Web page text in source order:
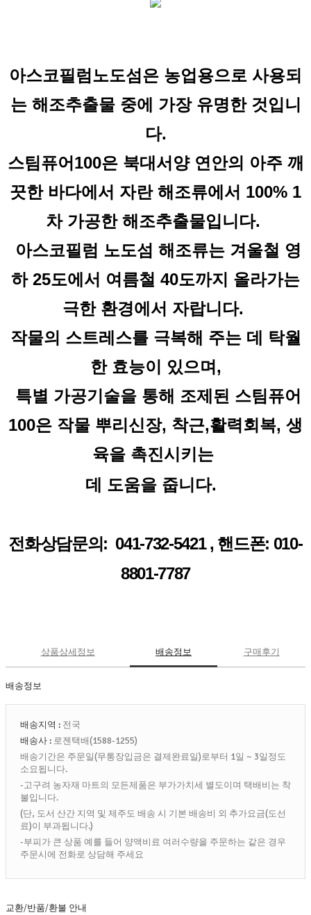
아스코필럼노도섬은 농업용으로 사용되
는 해조추출물 중에 가장 유명한 것입니
다.
스팀퓨어100은 북대서양 연안의 아주 깨
끗한 바다에서 자란 해조류에서 100% 1
차 가공한 해조추출물입니다.
아스코필럼 노도섬 해조류는 겨울철 영
하 25도에서 여름철 40도까지 올라가는
극한 환경에서 자랍니다.
작물의 스트레스를 극복해 주는 데 탁월
한 효능이 있으며,
특별 가공기술을 통해 조제된 스팀퓨어
100은 작물 뿌리신장, 착근,활력회복, 생
육을 촉진시키는
데 도움을 줍니다.
전화상담문의:  041-732-5421 , 핸드폰: 010-
8801-7787
상품상세정보 배송정보 구매후기
배송정보
배송지역 : 전국
배송사 : 로젠택배(1588-1255)
배송기간은 주문일(무통장입금은 결제완료일)로부터 1일 ~ 3일정도
소요됩니다.
-고구려 농자재 마트의 모든제품은 부가가치세 별도이며 택배비는 착
불입니다.
(단, 도서 산간 지역 및 제주도 배송 시 기본 배송비 외 추가요금(도선
료)이 부과됩니다.)
-부피가 큰 상품 예를 들어 양액비료 여러수량을 주문하는 같은 경우
주문시에 전화로 상담해 주세요
교환/반품/환불 안내